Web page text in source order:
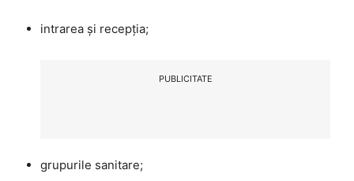
intrarea și recepția;
PUBLICITATE
grupurile sanitare;